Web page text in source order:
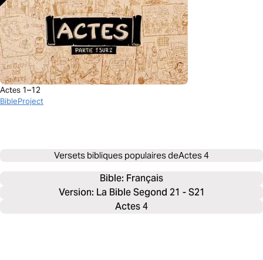
Actes 1–12
BibleProject
Versets bibliques populaires deActes 4
Bible: Français
Version: La Bible Segond 21 - S21
Actes 4